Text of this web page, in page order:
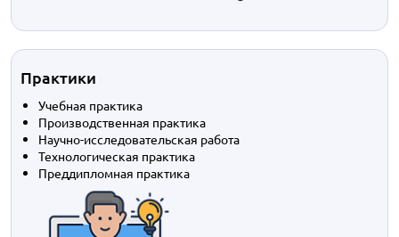
Практики
Учебная практика
Производственная практика
Научно-исследовательская работа
Технологическая практика
Преддипломная практика